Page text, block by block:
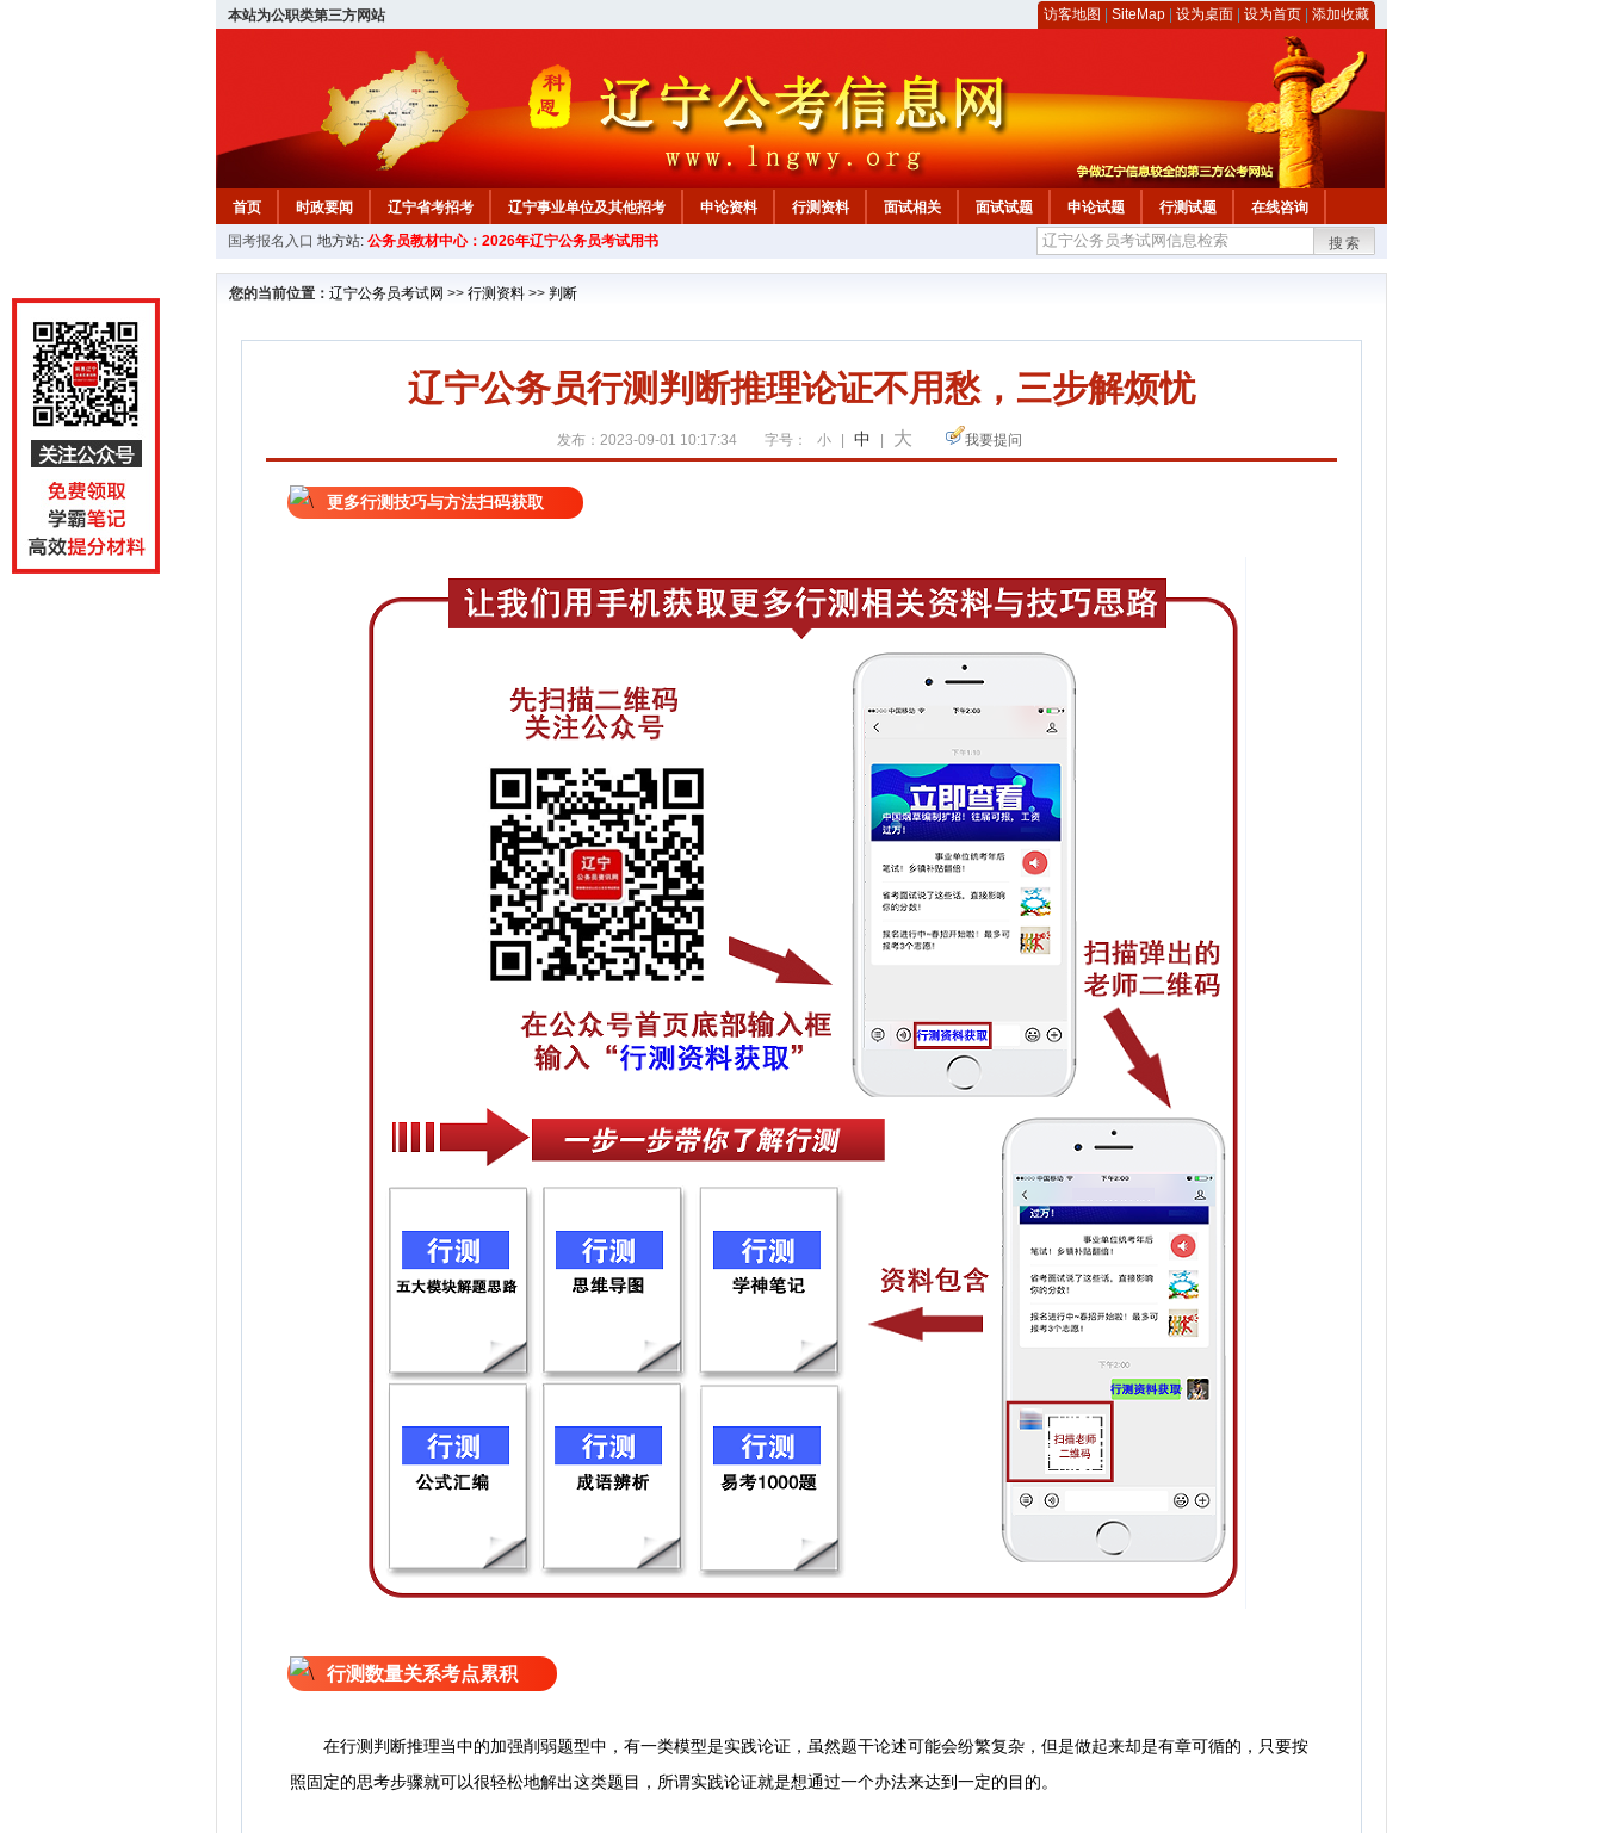
本站为公职类第三方网站 访客地图 SiteMap 设为桌面 设为首页 添加收藏
首页 时政要闻 辽宁省考招考 辽宁事业单位及其他招考 申论资料 行测资料 面试相关 面试试题 申论试题 行测试题 在线咨询
教材中心
国考报名入口 地方站: 公务员教材中心：2026年辽宁公务员考试用书 搜索
您的当前位置： 辽宁公务员考试网 >> 行测资料 >> 判断
辽宁公务员行测判断推理论证不用愁，三步解烦忧
发布：2023-09-01 10:17:34 字号： 小 中 大 我要提问
更多行测技巧与方法扫码获取
行测数量关系考点累积
在行测判断推理当中的加强削弱题型中，有一类模型是实践论证，虽然题干论述可能会纷繁复杂，但是做起来却是有章可循的，只要按
照固定的思考步骤就可以很轻松地解出这类题目，所谓实践论证就是想通过一个办法来达到一定的目的。